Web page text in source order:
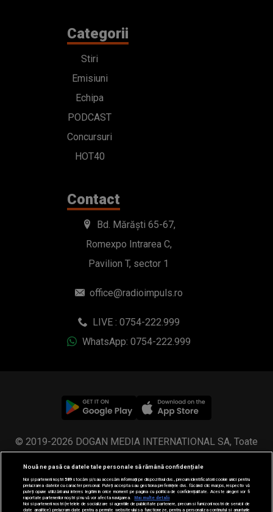
Categorii
Stiri
Emisiuni
Echipa
PODCAST
Concursuri
HOT40
Contact
Bd. Mărăști 65-67,
Romexpo Intrarea C,
Pavilion T, sector 1
office@radioimpuls.ro
LIVE : 0754-222.999
WhatsApp: 0754-222.999
© 2019-2026 DOGAN MEDIA INTERNATIONAL SA, Toate
drepturile rezervate.
Nouă ne pasă ca datele tale personale să rămână confidențiale
Noi și partenerii noștri589stocăm și/sau accesăm informații pe dispozitivul dvs., precum identificatorii cookie unici pentru
prelucrarea datelor cu caracter personal. Puteți accepta sau gestiona preferințele dvs. făcând clic mai jos, respectiv vă
puteți opune utilizării unui interes legitim în orice moment pe pagina cu politica de confidențialitate. Aceste alegeri vor fi
raportate partenerilor noștri și nu vă vor afecta navigarea.
Mai multe detalii
Noi si partenerii nostri (retelele de socializare si agentiile de publicitate partenere, precum si furnizorii nostri de servicii de
date analitice) prelucram date pentru a permite website-ului sa functioneze, pentru a personaliza continutul si anunturile